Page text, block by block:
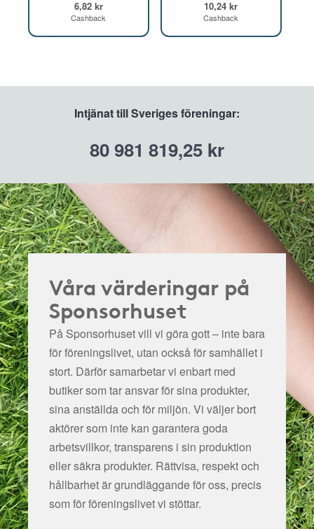
6,82 kr
Cashback
10,24 kr
Cashback
Intjänat till Sveriges föreningar:
80 981 819,25 kr
Våra värderingar på
Sponsorhuset
På Sponsorhuset vill vi göra gott – inte bara
för föreningslivet, utan också för samhället i
stort. Därför samarbetar vi enbart med
butiker som tar ansvar för sina produkter,
sina anställda och för miljön. Vi väljer bort
aktörer som inte kan garantera goda
arbetsvillkor, transparens i sin produktion
eller säkra produkter. Rättvisa, respekt och
hållbarhet är grundläggande för oss, precis
som för föreningslivet vi stöttar.